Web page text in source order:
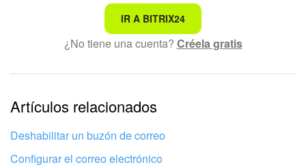
No es lo que estoy buscando
Texto complicado e incomprensible
La información está desactualizada
La explicación es demasiado corta. Necesito más
información
No me gusta cómo funciona esta herramienta
IR A BITRIX24
¿No tiene una cuenta? Créela gratis
Artículos relacionados
Deshabilitar un buzón de correo
Configurar el correo electrónico